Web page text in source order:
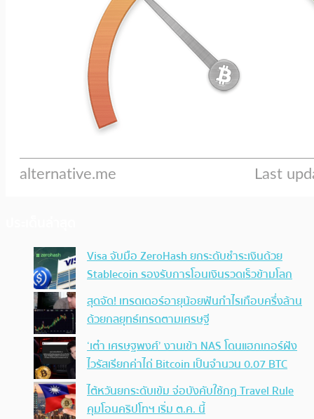
Visa จับมือ ZeroHash ยกระดับชำระเงินด้วย
Stablecoin รองรับการโอนเงินรวดเร็วข้ามโลก
สุดจัด! เทรดเดอร์อายุน้อยฟันกำไรเกือบครึ่งล้าน
ด้วยกลยุทธ์เทรดตามเศรษฐี
‘เต๋า เศรษฐพงศ์’ งานเข้า NAS โดนแฮกเกอร์ฝัง
ไวรัสเรียกค่าไถ่ Bitcoin เป็นจำนวน 0.07 BTC
ไต้หวันยกระดับเข้ม จ่อบังคับใช้กฏ Travel Rule
คุมโอนคริปโทฯ เริ่ม ต.ค. นี้